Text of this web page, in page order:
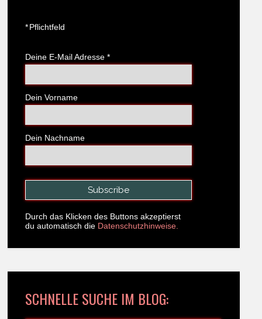
*Pflichtfeld
Deine E-Mail Adresse *
Dein Vorname
Dein Nachname
Durch das Klicken des Buttons akzeptierst
du automatisch die Datenschutzhinweise.
SCHNELLE SUCHE IM BLOG: